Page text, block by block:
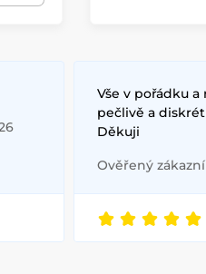
Vše v pořádku a
pečlivě a
Děkuji
Ověřený